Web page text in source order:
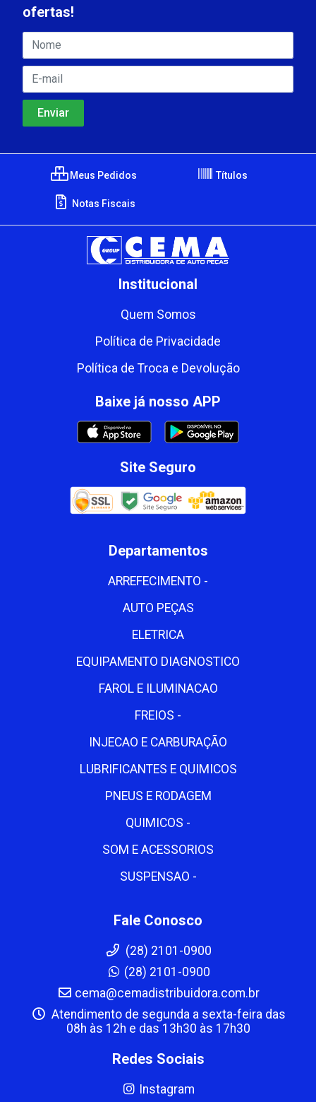
ofertas!
Meus Pedidos Títulos
Notas Fiscais
Institucional
Quem Somos
Política de Privacidade
Política de Troca e Devolução
Baixe já nosso APP
Site Seguro
Departamentos
ARREFECIMENTO -
AUTO PEÇAS
ELETRICA
EQUIPAMENTO DIAGNOSTICO
FAROL E ILUMINACAO
FREIOS -
INJECAO E CARBURAÇÃO
LUBRIFICANTES E QUIMICOS
PNEUS E RODAGEM
QUIMICOS -
SOM E ACESSORIOS
SUSPENSAO -
Fale Conosco
(28) 2101-0900
(28) 2101-0900
cema@cemadistribuidora.com.br
Atendimento de segunda a sexta-feira das
08h às 12h e das 13h30 às 17h30
Redes Sociais
Instagram